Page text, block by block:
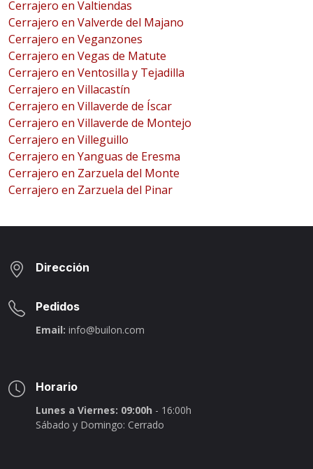
Cerrajero en Valtiendas
Cerrajero en Valverde del Majano
Cerrajero en Veganzones
Cerrajero en Vegas de Matute
Cerrajero en Ventosilla y Tejadilla
Cerrajero en Villacastín
Cerrajero en Villaverde de Íscar
Cerrajero en Villaverde de Montejo
Cerrajero en Villeguillo
Cerrajero en Yanguas de Eresma
Cerrajero en Zarzuela del Monte
Cerrajero en Zarzuela del Pinar
Dirección
Pedidos
Email: info@builon.com
Horario
Lunes a Viernes: 09:00h - 16:00h
Sábado y Domingo: Cerrado